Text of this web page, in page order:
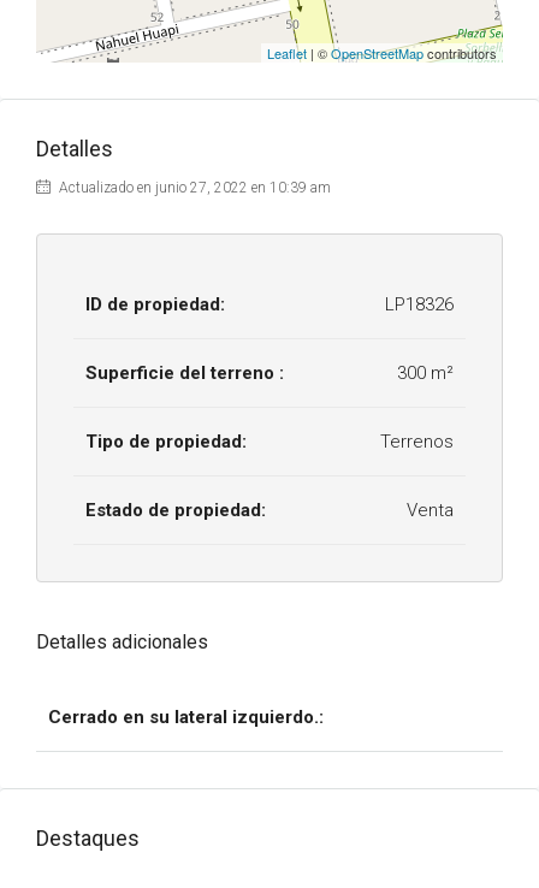
Leaflet | ©OpenStreetMapcontributors
Detalles
Actualizado en junio 27, 2022 en 10:39 am
ID de propiedad: LP18326
Superficie del terreno : 300 m²
Tipo de propiedad: Terrenos
Estado de propiedad: Venta
Detalles adicionales
Cerrado en su lateral izquierdo.:
Destaques